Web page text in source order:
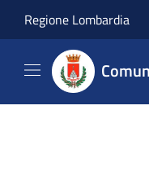
Regione Lombardia